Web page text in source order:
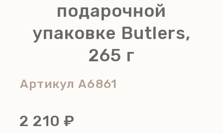
подарочной
упаковке Butlers,
265 г
АртикулA6861
2 210 ₽